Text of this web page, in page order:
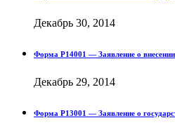
Декабрь 30, 2014
Форма Р14001 — Заявление о внесении
Декабрь 29, 2014
Форма Р13001 — Заявление о